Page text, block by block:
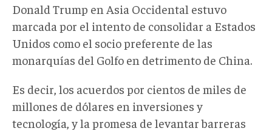
Donald Trump en Asia Occidental estuvo
marcada por el intento de consolidar a Estados
Unidos como el socio preferente de las
monarquías del Golfo en detrimento de China.
Es decir, los acuerdos por cientos de miles de
millones de dólares en inversiones y
tecnología, y la promesa de levantar barreras